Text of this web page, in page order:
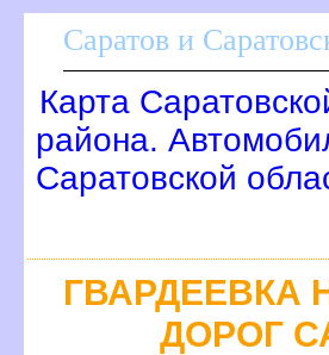
Саратов и
Карта
района.
Саратовской
ГВАРДЕЕВКА
ДОРОГ